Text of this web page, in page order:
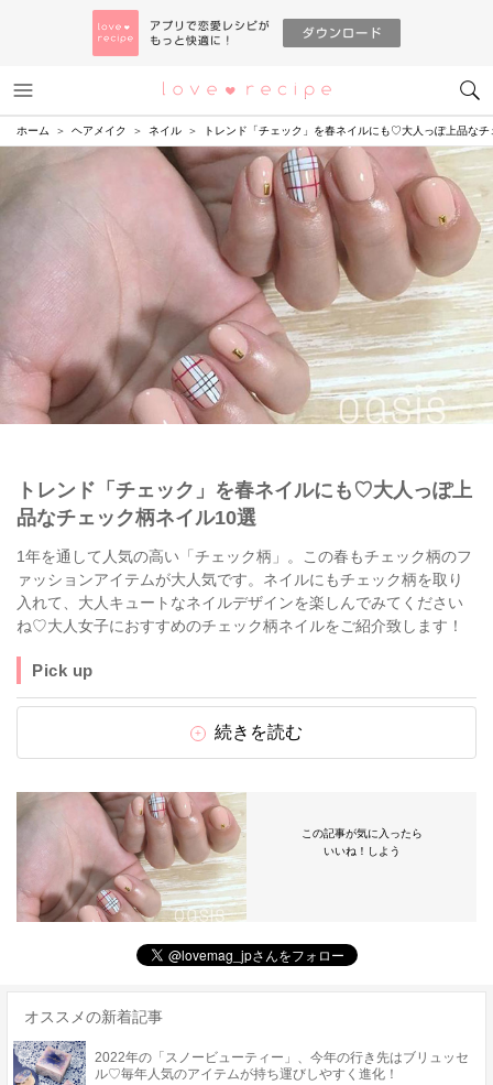
恋愛レシピ
ホーム ヘアメイク ネイル トレンド「チェック」を春ネイルにも♡大人っぽ上品な
トレンド「チェック」を春ネイルにも♡大人っぽ上
品なチェック柄ネイル10選
1年を通して人気の高い「チェック柄」。この春もチェック柄のフ
ァッションアイテムが大人気です。ネイルにもチェック柄を取り
入れて、大人キュートなネイルデザインを楽しんでみてください
ね♡大人女子におすすめのチェック柄ネイルをご紹介致します！
Pick up
続きを読む
この記事が気に入ったら
いいね！しよう
オススメの新着記事
2022年の「スノービューティー」、今年の行き先はブリュッセ
ル♡毎年人気のアイテムが持ち運びしやすく進化！